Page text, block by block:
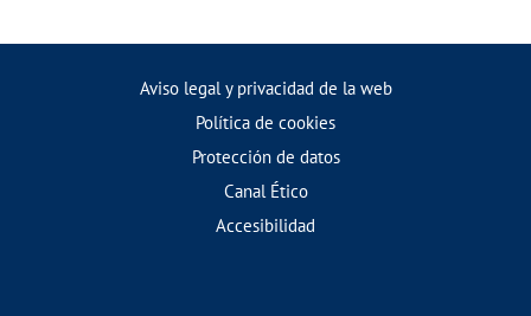
Aviso legal y privacidad de la web
Política de cookies
Protección de datos
Canal Ético
Accesibilidad